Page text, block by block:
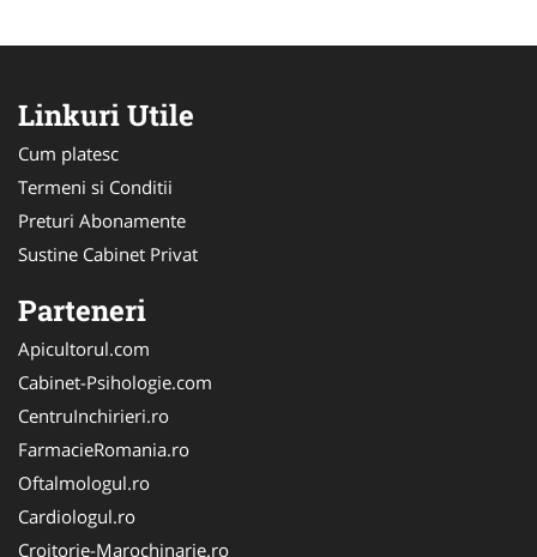
Linkuri Utile
Cum platesc
Termeni si Conditii
Preturi Abonamente
Sustine Cabinet Privat
Parteneri
Apicultorul.com
Cabinet-Psihologie.com
CentruInchirieri.ro
FarmacieRomania.ro
Oftalmologul.ro
Cardiologul.ro
Croitorie-Marochinarie.ro